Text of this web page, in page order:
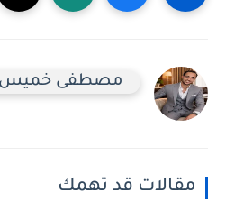
مصطفى خميس
مقالات قد تهمك